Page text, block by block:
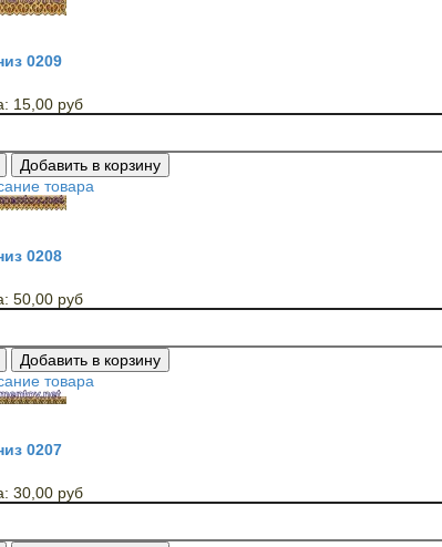
0209
15,00 руб
товара
0208
50,00 руб
товара
0207
30,00 руб